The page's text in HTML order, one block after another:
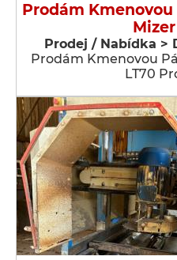
Prodám
Prodej / Nabídka >
Prodám Kmenovou
LT70